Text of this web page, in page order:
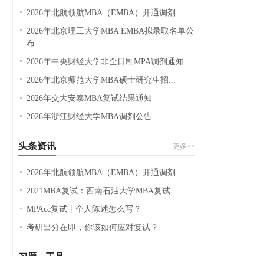
2026年北航领航MBA（EMBA）开通调剂...
2026年北京理工大学MBA EMBA拟录取名单公
布
2026年中央财经大学非全日制MPA调剂通知
2026年北京师范大学MBA硕士研究生招...
2026年交大安泰MBA复试结果通知
2026年浙江财经大学MBA调剂公告
头条资讯 更多>>
2026年北航领航MBA（EMBA）开通调剂...
2021MBA复试：西南石油大学MBA复试...
MPAcc复试丨个人陈述怎么写？
考研出分在即，你该如何应对复试？